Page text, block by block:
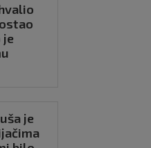
je
je